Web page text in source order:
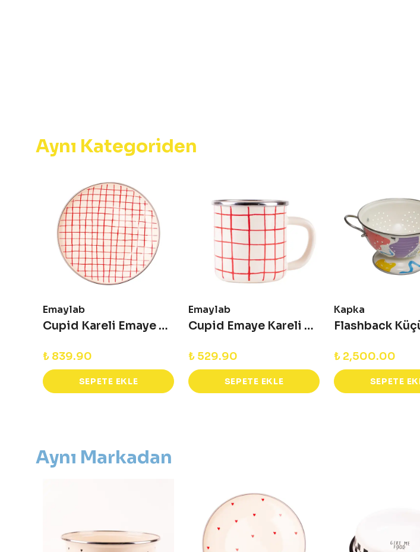
Aynı Kategoriden
Emaylab
Cupid Kareli Emaye Tabak Pasta Sunum Tabağı - 21 cm
₺ 839.90
SEPETE EKLE
Emaylab
Cupid Emaye Kareli Kupa
₺ 529.90
SEPETE EKLE
Kapka
₺ 2,500.00
SEPETE
Aynı Markadan